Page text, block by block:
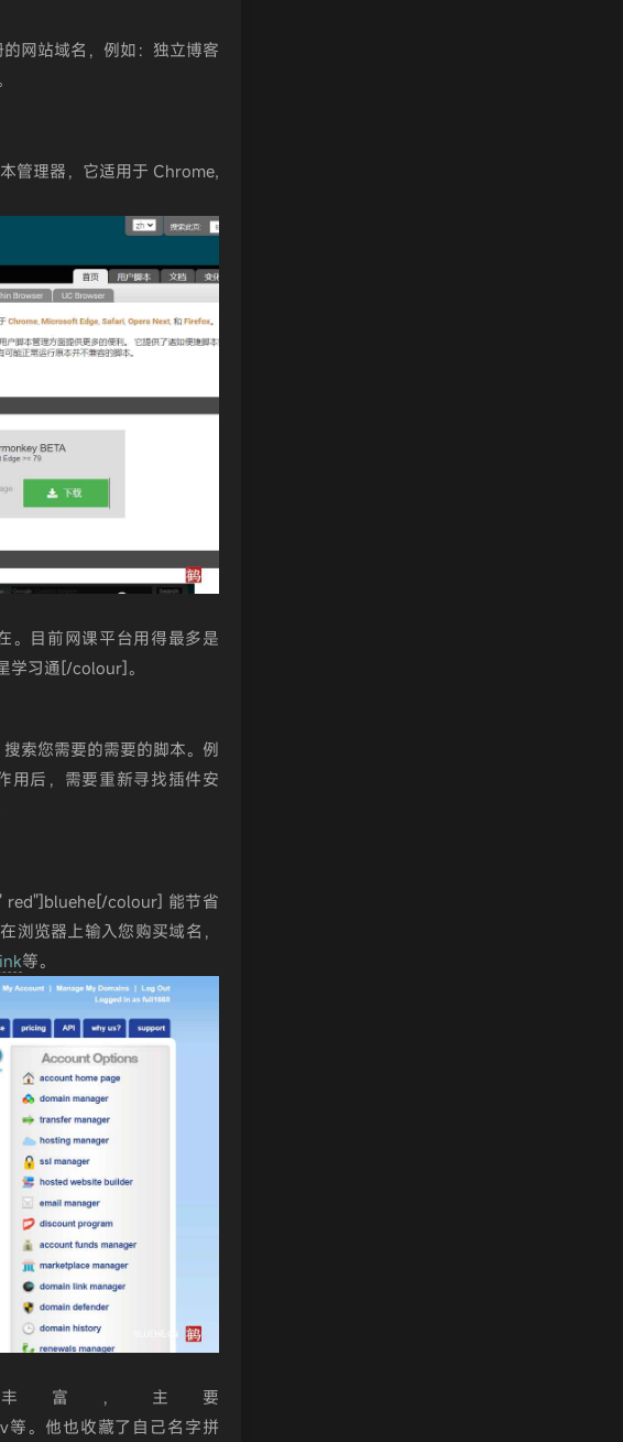
网站域名，例如：独立博客
管理器，它适用于 Chrome,
。目前网课平台用得最多是
习通[/colour]。
索您需要的需要的脚本。例
用后，需要重新寻找插件安
red"]bluehe[/colour] 能节省
浏览器上输入您购买域名，
等。
富，主要
。他也收藏了自己名字拼